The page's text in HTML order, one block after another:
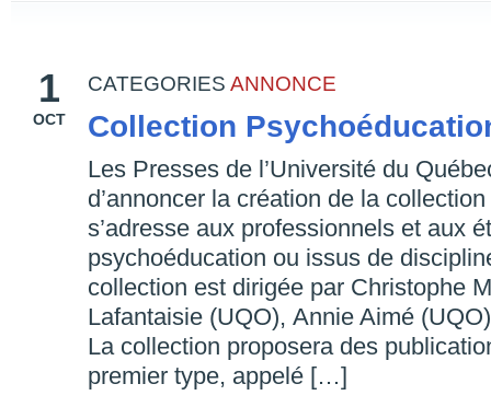
1
OCT
CATEGORIES ANNONCE
Collection
Les Presses de l’Université du
d’annoncer la création de la
s’adresse aux professionnels et aux
psychoéducation ou issus de
collection est dirigée par Christophe
Lafantaisie (UQO), Annie Aimé
La collection proposera des
premier type, appelé […]